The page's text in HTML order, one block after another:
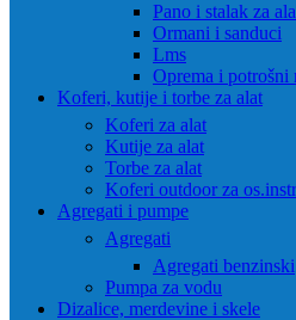
Pano i stalak za
Ormani i sanduci
Lms
Oprema i potrošni
Koferi, kutije i torbe za alat
Koferi za alat
Kutije za alat
Torbe za alat
Koferi outdoor za
Agregati i pumpe
Agregati
Agregati benzinski
Pumpa za vodu
Dizalice, merdevine i skele